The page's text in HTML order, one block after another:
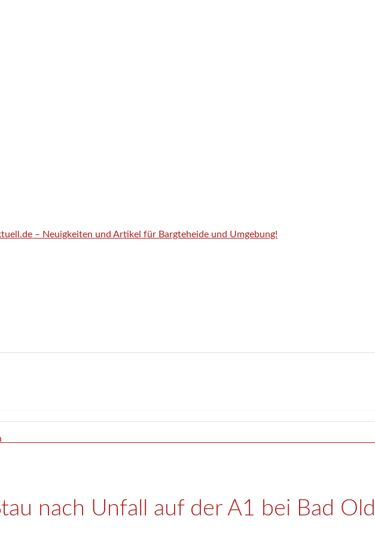
– Neuigkeiten und Artikel für Bargteheide und Umgebung!
nach Unfall auf der A1 bei Bad